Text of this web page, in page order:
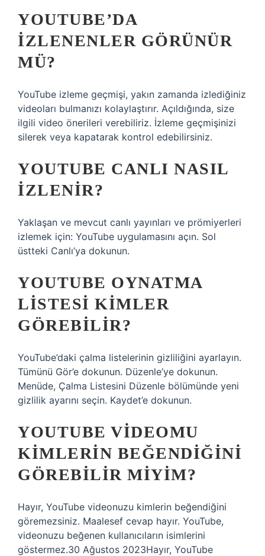
YOUTUBE’DA
IZLENENLER GÖRÜNÜR
MÜ?
YouTube izleme geçmişi, yakın zamanda izlediğiniz
videoları bulmanızı kolaylaştırır. Açıldığında, size
ilgili video önerileri verebiliriz. İzleme geçmişinizi
silerek veya kapatarak kontrol edebilirsiniz.
YOUTUBE CANLI NASIL
IZLENIR?
Yaklaşan ve mevcut canlı yayınları ve prömiyerleri
izlemek için: YouTube uygulamasını açın. Sol
üstteki Canlı’ya dokunun.
YOUTUBE OYNATMA
LISTESI KIMLER
GÖREBILIR?
YouTube’daki çalma listelerinin gizliliğini ayarlayın.
Tümünü Gör’e dokunun. Düzenle’ye dokunun.
Menüde, Çalma Listesini Düzenle bölümünde yeni
gizlilik ayarını seçin. Kaydet’e dokunun.
YOUTUBE VIDEOMU
KIMLERIN BEĞENDIĞINI
GÖREBILIR MIYIM?
Hayır, YouTube videonuzu kimlerin beğendiğini
göremezsiniz. Maalesef cevap hayır. YouTube,
videonuzu beğenen kullanıcıların isimlerini
göstermez.30 Ağustos 2023Hayır, YouTube